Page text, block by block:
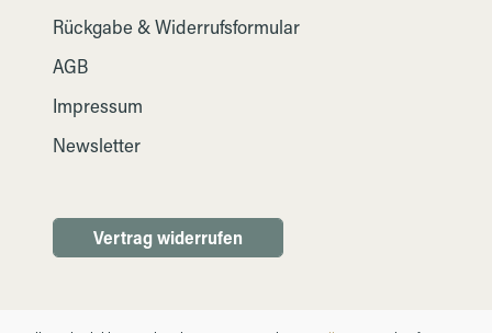
Rückgabe & Widerrufsformular
AGB
Impressum
Newsletter
Vertrag widerrufen